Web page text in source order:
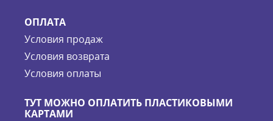
ОПЛАТА
Условия продаж
Условия возврата
Условия оплаты
ТУТ МОЖНО ОПЛАТИТЬ ПЛАСТИКОВЫМИ
КАРТАМИ